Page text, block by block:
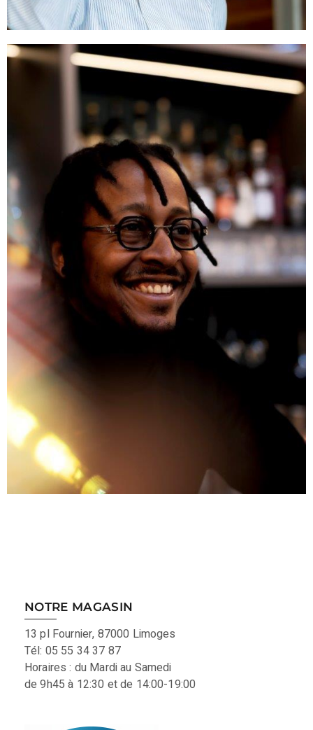
NOTRE MAGASIN
13 pl Fournier, 87000 Limoges
Tél: 05 55 34 37 87
Horaires : du Mardi au Samedi
de 9h45 à 12:30 et de 14:00-19:00